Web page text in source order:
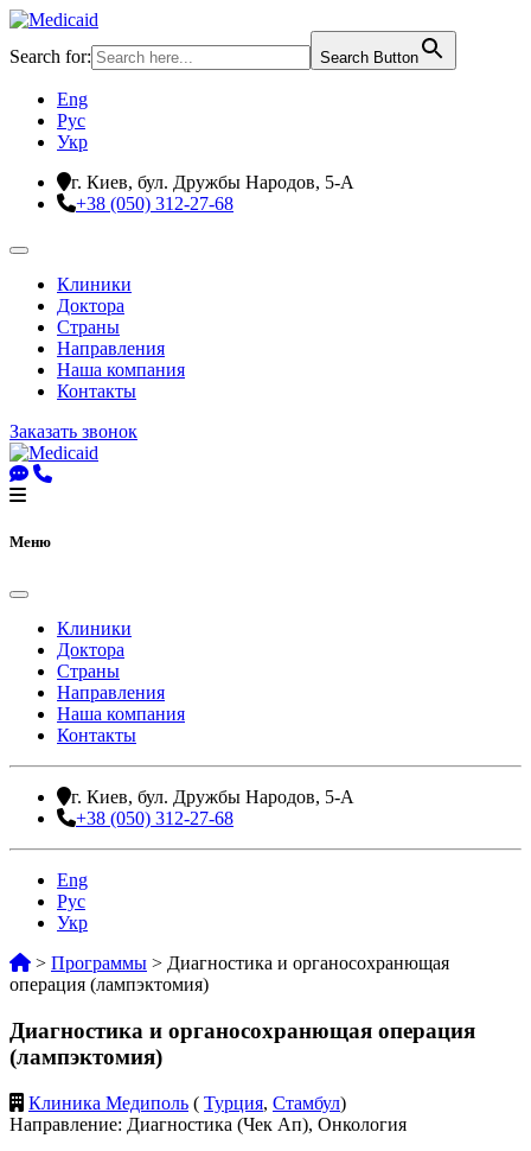
Search for: Search Button
Eng
Рус
Укр
г. Киев, бул. Дружбы Народов, 5-А
+38 (050) 312-27-68
Клиники
Доктора
Страны
Направления
Наша компания
Контакты
Заказать звонок
Меню
Клиники
Доктора
Страны
Направления
Наша компания
Контакты
г. Киев, бул. Дружбы Народов, 5-А
+38 (050) 312-27-68
Eng
Рус
Укр
> Программы > Диагностика и органосохранющая
операция (лампэктомия)
Диагностика и органосохранющая операция
(лампэктомия)
Клиника Медиполь ( Турция, Стамбул)
Направление: Диагностика (Чек Ап), Онкология